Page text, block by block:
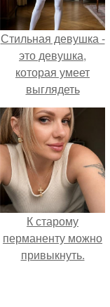
Стильная девушка -
это девушка,
которая умеет
выглядеть
привлекательно и
элегантно в любои
ситуации.
К старому
перманенту можно
привыкнуть.